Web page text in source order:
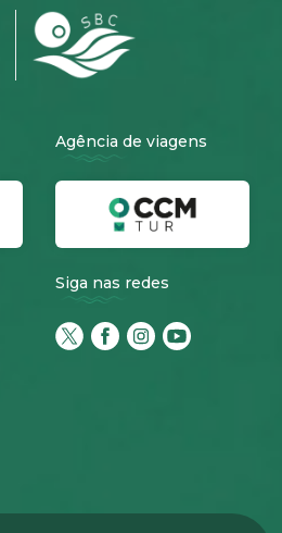
Agência de viagens
Siga nas redes